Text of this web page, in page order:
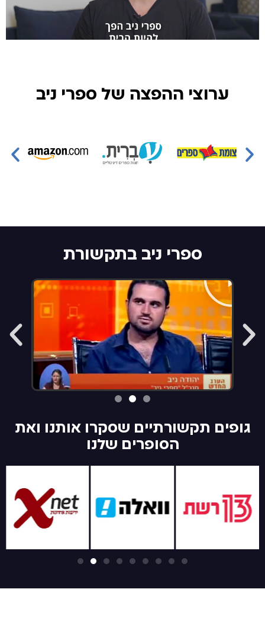
ערוצי ההפצה של ספרי ניב
ספרי ניב בתקשורת
גופים תקשורתיים שסקרו אותנו ואת
הסופרים שלנו